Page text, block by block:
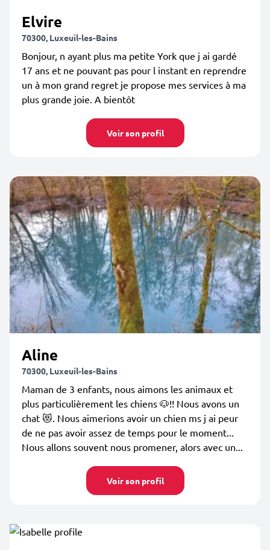
Elvire
70300, Luxeuil-les-Bains
Bonjour, n ayant plus ma petite York que j ai gardé
17 ans et ne pouvant pas pour l instant en reprendre
un à mon grand regret je propose mes services à ma
plus grande joie. A bientôt
Voir son profil
Aline
70300, Luxeuil-les-Bains
Maman de 3 enfants, nous aimons les animaux et
plus particulièrement les chiens 🐶!! Nous avons un
chat 😻. Nous aimerions avoir un chien ms j ai peur
de ne pas avoir assez de temps pour le moment...
Nous allons souvent nous promener, alors avec un...
Voir son profil